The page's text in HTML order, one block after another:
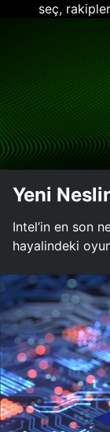
seç,
Yeni
Intel’in en son
hayalindeki